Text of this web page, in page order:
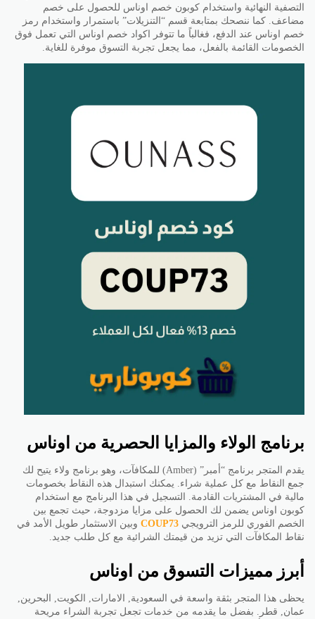
التصفية النهائية واستخدام كوبون خصم اوناس للحصول على خصم
مضاعف. كما ننصحك بمتابعة قسم “التنزيلات” باستمرار واستخدام رمز
خصم اوناس عند الدفع، فغالباً ما تتوفر اكواد خصم اوناس التي تعمل فوق
الخصومات القائمة بالفعل، مما يجعل تجربة التسوق موفرة للغاية.
برنامج الولاء والمزايا الحصرية من اوناس
يقدم المتجر برنامج “أمبر” (Amber) للمكافآت، وهو برنامج ولاء يتيح لك
جمع النقاط مع كل عملية شراء. يمكنك استبدال هذه النقاط بخصومات
مالية في المشتريات القادمة. التسجيل في هذا البرنامج مع استخدام
كوبون اوناس يضمن لك الحصول على مزايا مزدوجة، حيث تجمع بين
الخصم الفوري للرمز الترويجي COUP73 وبين الاستثمار طويل الأمد في
نقاط المكافآت التي تزيد من قيمتك الشرائية مع كل طلب جديد.
أبرز مميزات التسوق من اوناس
يحظى هذا المتجر بثقة واسعة في السعودية, الامارات, الكويت, البحرين,
عمان, قطر. بفضل ما يقدمه من خدمات تجعل تجربة الشراء مريحة